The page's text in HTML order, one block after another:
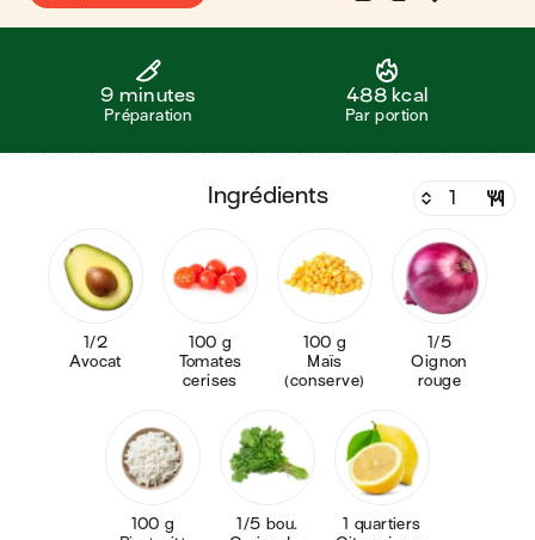
9 minutes
Préparation
488 kcal
Par portion
ingrédients
1/2
Avocat
100 g
Tomates
cerises
100 g
Maïs
(conserve)
1/5
Oignon
rouge
100 g
1/5 bou.
1 quartiers